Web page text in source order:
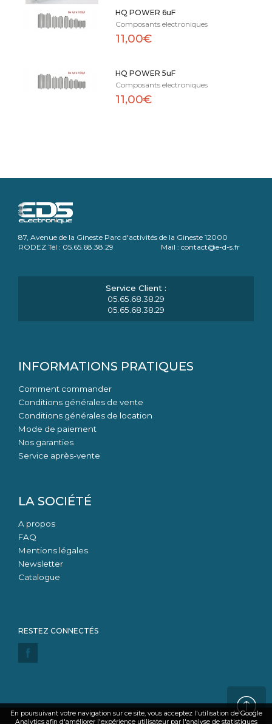
HQ POWER 6uF
Composants electroniques
11,00€
HQ POWER 5uF
Composants electroniques
11,00€
87, Avenue de la Gineste Parc d'activités de la Gineste 12000
RODEZ Tél : 05.65.68.38.29 Mail : contact@e-d-s.fr
05.65.68.38.29
05.65.68.38.29
INFORMATIONS PRATIQUES
Comment commander
Conditions générales de vente
Conditions générales de location
Mode de paiement
Nos garanties
Service après-vente
LA SOCIÉTÉ
A propos
FAQ
Mentions légales
Newsletter
Catalogue
En poursuivant votre navigation sur ce site, vous acceptez l'utilisation de Google
Analytics afin d'améliorer l'expérience utilisateur par l'analyse de statistiques